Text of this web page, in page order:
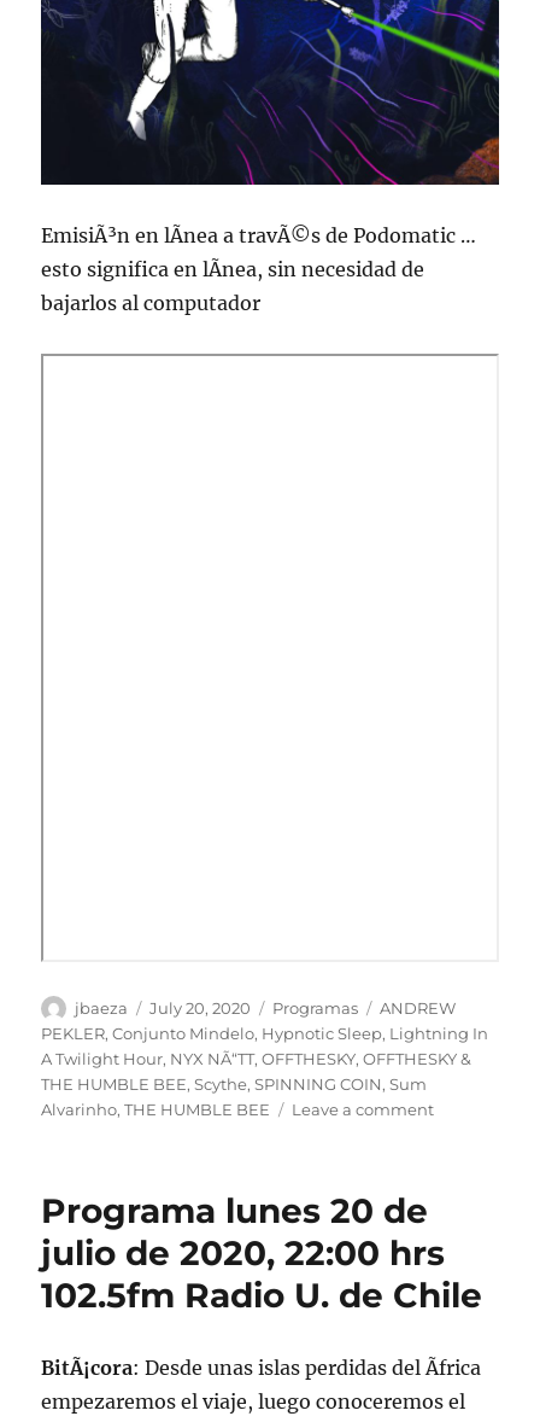
EmisiÃ³n en lÃ­nea a travÃ©s de Podomatic …
esto significa en lÃ­nea, sin necesidad de
bajarlos al computador
Author
jbaeza
Posted
on
July 20, 2020 Categories
Programas Tags
ANDREW
PEKLER,Conjunto Mindelo, Hypnotic Sleep, Lightning In
A Twilight Hour, NYX NÃ“TT,OFFTHESKY,OFFTHESKY &
THE HUMBLE BEE,Scythe,SPINNING COIN,Sum
Alvarinho,THE HUMBLE BEE Leave a commenton
julio
de
2020
Programa lunes 20 de
julio de 2020, 22:00 hrs
102.5fm Radio U. de Chile
BitÃ¡cora: Desde unas islas perdidas del Ãfrica
empezaremos el viaje, luego conoceremos el